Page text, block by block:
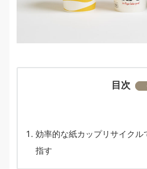
目次
効率的な紙カップリサイクル
指す